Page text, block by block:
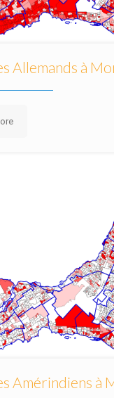
Allemands à
Amérindiens à